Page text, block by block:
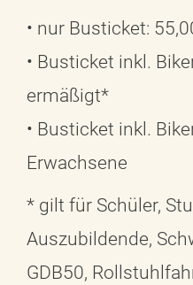
• nur Busticket:
• Busticket inkl.
ermäßigt*
• Busticket inkl.
Erwachsene
* gilt für Schüler,
Auszubildende,
GDB50,